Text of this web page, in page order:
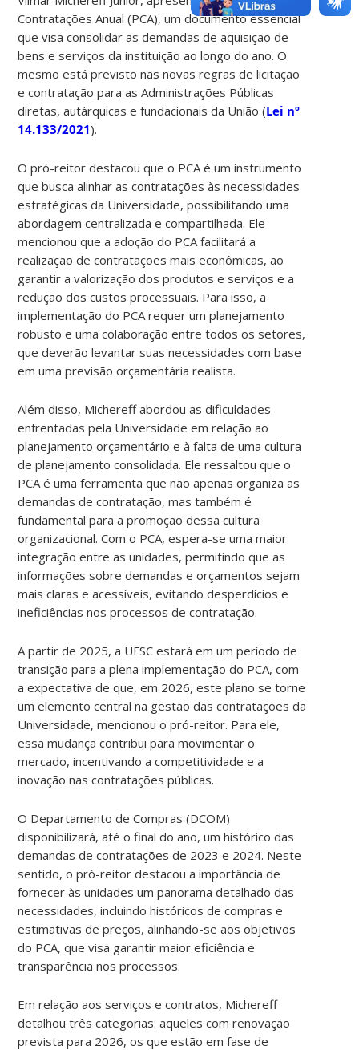
Contratações Anual (PCA), um documento essencial
que visa consolidar as demandas de aquisição de
bens e serviços da instituição ao longo do ano. O
mesmo está previsto nas novas regras de licitação
e contratação para as Administrações Públicas
diretas, autárquicas e fundacionais da União (Lei nº
14.133/2021).
O pró-reitor destacou que o PCA é um instrumento
que busca alinhar as contratações às necessidades
estratégicas da Universidade, possibilitando uma
abordagem centralizada e compartilhada. Ele
mencionou que a adoção do PCA facilitará a
realização de contratações mais econômicas, ao
garantir a valorização dos produtos e serviços e a
redução dos custos processuais. Para isso, a
implementação do PCA requer um planejamento
robusto e uma colaboração entre todos os setores,
que deverão levantar suas necessidades com base
em uma previsão orçamentária realista.
Além disso, Michereff abordou as dificuldades
enfrentadas pela Universidade em relação ao
planejamento orçamentário e à falta de uma cultura
de planejamento consolidada. Ele ressaltou que o
PCA é uma ferramenta que não apenas organiza as
demandas de contratação, mas também é
fundamental para a promoção dessa cultura
organizacional. Com o PCA, espera-se uma maior
integração entre as unidades, permitindo que as
informações sobre demandas e orçamentos sejam
mais claras e acessíveis, evitando desperdícios e
ineficiências nos processos de contratação.
A partir de 2025, a UFSC estará em um período de
transição para a plena implementação do PCA, com
a expectativa de que, em 2026, este plano se torne
um elemento central na gestão das contratações da
Universidade, mencionou o pró-reitor. Para ele,
essa mudança contribui para movimentar o
mercado, incentivando a competitividade e a
inovação nas contratações públicas.
O Departamento de Compras (DCOM)
disponibilizará, até o final do ano, um histórico das
demandas de contratações de 2023 e 2024. Neste
sentido, o pró-reitor destacou a importância de
fornecer às unidades um panorama detalhado das
necessidades, incluindo históricos de compras e
estimativas de preços, alinhando-se aos objetivos
do PCA, que visa garantir maior eficiência e
transparência nos processos.
Em relação aos serviços e contratos, Michereff
detalhou três categorias: aqueles com renovação
prevista para 2026, os que estão em fase de